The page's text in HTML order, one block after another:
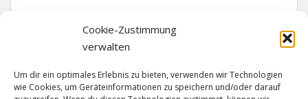
Cookie-Zustimmung
verwalten
Um dir ein optimales Erlebnis zu bieten, verwenden wir Technologien
wie Cookies, um Geräteinformationen zu speichern und/oder darauf
Vandalismus
Verkehr